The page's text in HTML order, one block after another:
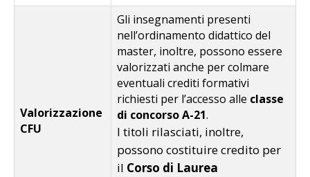
Valorizzazione
CFU
Gli insegnamenti presenti
nell’ordinamento didattico del
master, inoltre, possono essere
valorizzati anche per colmare
eventuali crediti formativi
richiesti per l’accesso alle classe
di concorso A-21.
I titoli rilasciati, inoltre,
possono costituire credito per
il Corso di Laurea